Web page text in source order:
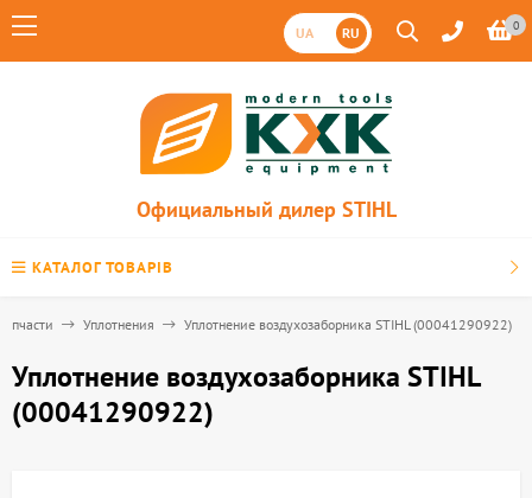
UA RU 0
Официальный дилер STIHL
КАТАЛОГ ТОВАРІВ
Уплотнения Уплотнение воздухозаборника STIHL (00041290922)
Уплотнение воздухозаборника STIHL
(00041290922)